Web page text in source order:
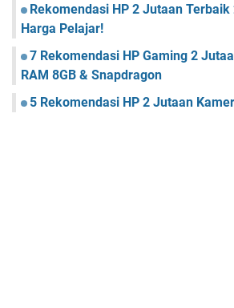
Rekomendasi HP 2 Jutaan
Harga Pelajar!
7 Rekomendasi HP Gaming 2
RAM 8GB & Snapdragon
5 Rekomendasi HP 2 Jutaan